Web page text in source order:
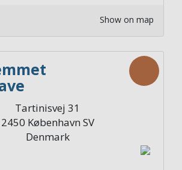
Show on map
2. sal
Tartinisvej 31
2450 København SV
Denmark